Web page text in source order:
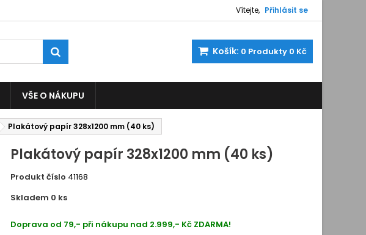
Vítejte, Přihlásit se
Košík: 0 Produkty 0 Kč
VŠE O NÁKUPU
Plakátový papír 328x1200 mm (40 ks)
Plakátový papír 328x1200 mm (40 ks)
Produkt číslo 41168
Skladem 0 ks
Doprava od 79,- při nákupu nad 2.999,- Kč ZDARMA!